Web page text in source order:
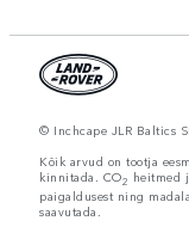
© Inchcape JLR Baltics
Kõik arvud on tootja
kinnitada. CO2 heitmed
paigaldusest ning
saavutada.